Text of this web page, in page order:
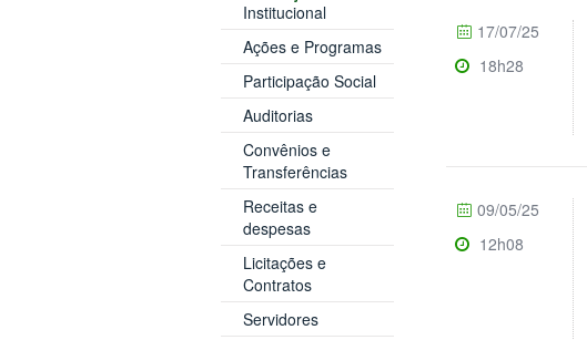
Institucional
Ações e Programas
Participação Social
Auditorias
Convênios e
Transferências
Receitas e
despesas
Licitações e
Contratos
Servidores
17/07/25
18h28
09/05/25
12h08